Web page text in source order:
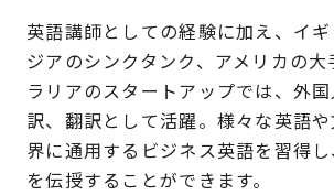
英語講師としての経験に加え、イ
ジアのシンクタンク、アメリカの大
ラリアのスタートアップでは、外
訳、翻訳として活躍。様々な英語
界に通用するビジネス英語を習得
を伝授することができます。